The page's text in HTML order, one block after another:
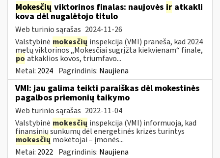
Mokesčių viktorinos finalas: naujovės ir atkakli
kova dėl nugalėtojo titulo
Web turinio sąrašas 2024-11-26
Valstybinė mokesčių inspekcija (VMI) praneša, kad 2024
metų viktorinos „Mokesčiai sugrįžta kiekvienam“ finale,
po atkaklios kovos, triumfavo...
Metai: 2024 Pagrindinis: Naujiena
VMI: jau galima teikti paraiškas dėl mokestinės
pagalbos priemonių taikymo
Web turinio sąrašas 2022-11-04
Valstybinė mokesčių inspekcija (VMI) informuoja, kad
finansinių sunkumų dėl energetinės krizės turintys
mokesčių mokėtojai – įmonės...
Metai: 2022 Pagrindinis: Naujiena